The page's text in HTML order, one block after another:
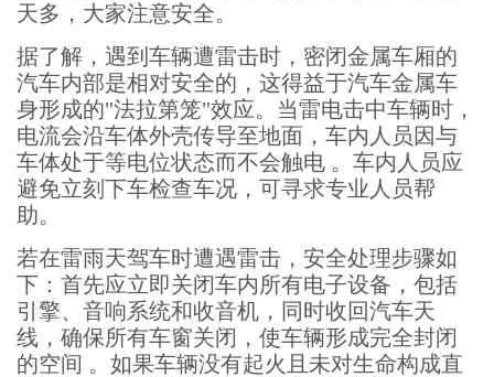
天多，大家注意安全。
据了解，遇到车辆遭雷击时，密闭金属车厢的
汽车内部是相对安全的，这得益于汽车金属车
身形成的"法拉第笼"效应。当雷电击中车辆时，
电流会沿车体外壳传导至地面，车内人员因与
车体处于等电位状态而不会触电 。车内人员应
避免立刻下车检查车况，可寻求专业人员帮
助。
若在雷雨天驾车时遭遇雷击，安全处理步骤如
下：首先应立即关闭车内所有电子设备，包括
引擎、音响系统和收音机，同时收回汽车天
线，确保所有车窗关闭，使车辆形成完全封闭
的空间 。如果车辆没有起火且未对生命构成直